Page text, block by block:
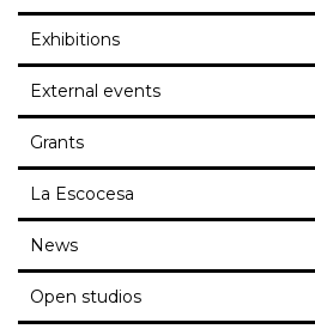
Exhibitions
External events
Grants
La Escocesa
News
Open studios